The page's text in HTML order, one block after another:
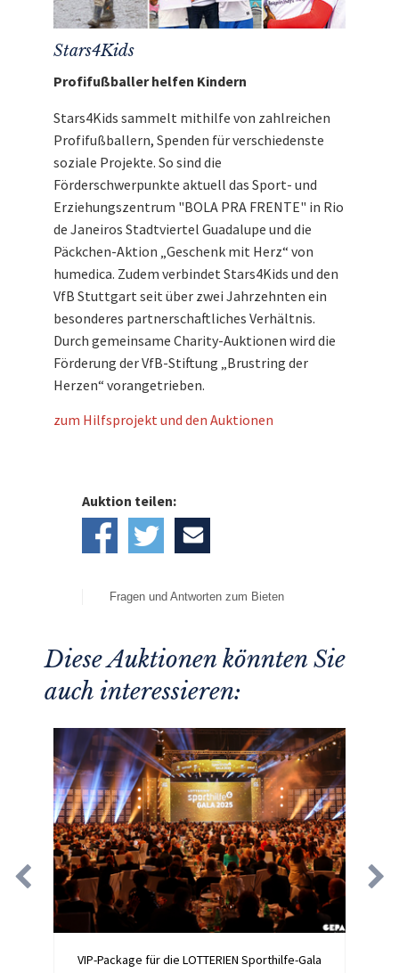
Stars4Kids
Profifußballer helfen Kindern
Stars4Kids sammelt mithilfe von zahlreichen
Profifußballern, Spenden für verschiedenste
soziale Projekte. So sind die
Förderschwerpunkte aktuell das Sport- und
Erziehungszentrum "BOLA PRA FRENTE" in Rio
de Janeiros Stadtviertel Guadalupe und die
Päckchen-Aktion „Geschenk mit Herz“ von
humedica. Zudem verbindet Stars4Kids und den
VfB Stuttgart seit über zwei Jahrzehnten ein
besonderes partnerschaftliches Verhältnis.
Durch gemeinsame Charity-Auktionen wird die
Förderung der VfB-Stiftung „Brustring der
Herzen“ vorangetrieben.
zum Hilfsprojekt und den Auktionen
Auktion teilen:
Fragen und Antworten zum Bieten
Diese Auktionen könnten Sie
auch interessieren:
VIP-Package für die LOTTERIEN Sporthilfe-Gala